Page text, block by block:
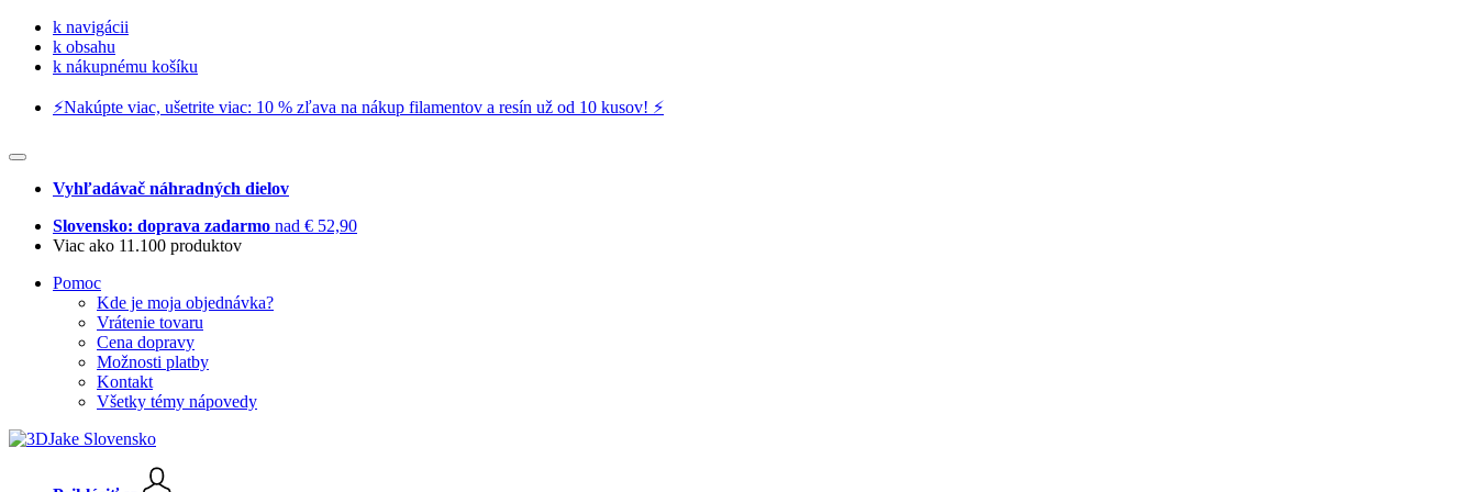
k navigácii
k obsahu
k nákupnému košíku
⚡️Nakúpte viac, ušetrite viac: 10 % zľava na nákup filamentov a resín už od 10 kusov! ⚡️
Vyhľadávač náhradných dielov
Slovensko: doprava zadarmo nad € 52,90
Viac ako 11.100 produktov
Pomoc
Kde je moja objednávka?
Vrátenie tovaru
Cena dopravy
Možnosti platby
Kontakt
Všetky témy nápovedy